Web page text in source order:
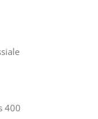
400